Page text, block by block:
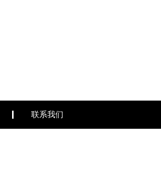
联系我们